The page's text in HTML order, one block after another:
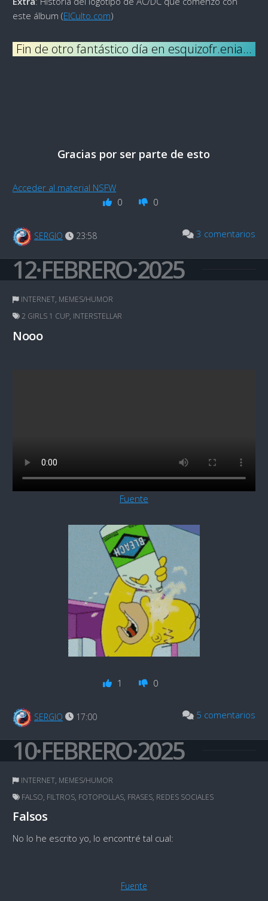
este álbum (ElCulto.com)
Fin de otro fantástico día en esquizofr.enia…
Gracias por ser parte de esto
Acceder al material NSFW
0
0
SERGIO 23:58 3 comentarios
12·FEBRERO·2025
INTERNET, MEMES/HUMOR
2 GIRLS 1 CUP, INTERSTELLAR
Nooo
Fuente
1 0
SERGIO 17:00 5 comentarios
10·FEBRERO·2025
INTERNET, MEMES/HUMOR
FALSO, FILTROS, FOTOPOLLAS, FRASES, REDES SOCIALES
Falsos
No lo he escrito yo, lo encontré tal cual:
Fuente